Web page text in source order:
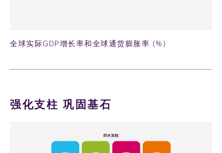
全球实际GDP增长率和全球通货膨胀率 (%)
强化支柱 巩固基石